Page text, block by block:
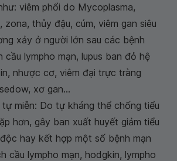
viêm phổi do Mycoplasma,
zona, thủy đậu, cúm, viêm gan siêu
xảy ở người lớn sau các bệnh
cầu lympho mạn, lupus ban đỏ hệ
nhược cơ, viêm đại trực tràng
xơ gan...
tự miễn: Do tự kháng thể chống tiểu
hơn, gây ban xuất huyết giảm tiểu
hay kết hợp một số bệnh mạn
cầu lympho mạn, hodgkin, lympho